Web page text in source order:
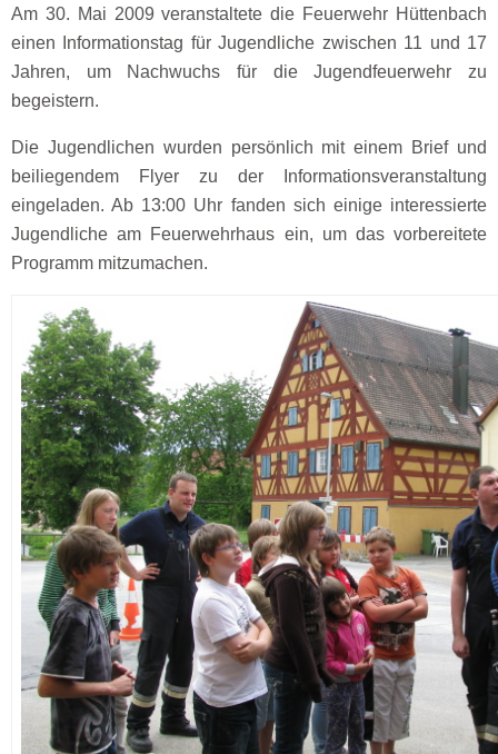
Am 30. Mai 2009 veranstaltete die Feuerwehr Hüttenbach
einen Informationstag für Jugendliche zwischen 11 und 17
Jahren, um Nachwuchs für die Jugendfeuerwehr zu
begeistern.
Die Jugendlichen wurden persönlich mit einem Brief und
beiliegendem Flyer zu der Informationsveranstaltung
eingeladen. Ab 13:00 Uhr fanden sich einige interessierte
Jugendliche am Feuerwehrhaus ein, um das vorbereitete
Programm mitzumachen.